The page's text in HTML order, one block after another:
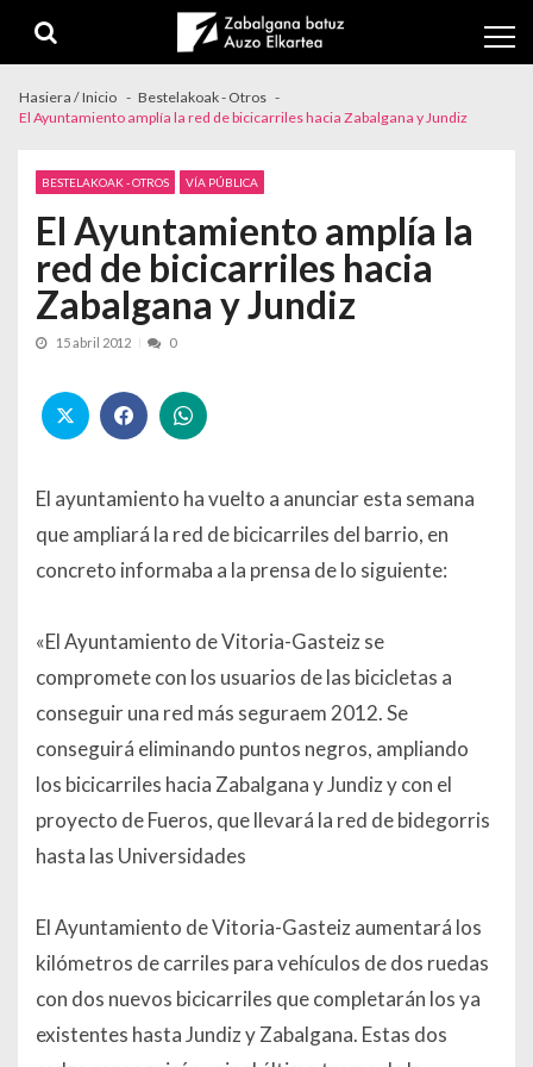
Hasiera / Inicio
Bestelakoak - Otros
El Ayuntamiento amplía la red de bicicarriles hacia Zabalgana y Jundiz
BESTELAKOAK - OTROS VÍA PÚBLICA
El Ayuntamiento amplía la
red de bicicarriles hacia
Zabalgana y Jundiz
15 abril 2012 0
El ayuntamiento ha vuelto a anunciar esta semana
que ampliará la red de bicicarriles del barrio, en
concreto informaba a la prensa de lo siguiente:
«El Ayuntamiento de Vitoria-Gasteiz se
compromete con los usuarios de las bicicletas a
conseguir una red más seguraem 2012. Se
conseguirá eliminando puntos negros, ampliando
los bicicarriles hacia Zabalgana y Jundiz y con el
proyecto de Fueros, que llevará la red debidegorris
hasta las Universidades
El Ayuntamiento de Vitoria-Gasteiz aumentará los
kilómetros de carriles para vehículos de dos ruedas
con dos nuevos bicicarriles que completarán los ya
existentes hasta Jundiz y Zabalgana. Estas dos